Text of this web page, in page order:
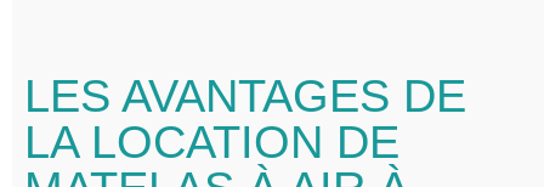
LES AVANTAGES DE
LA LOCATION DE